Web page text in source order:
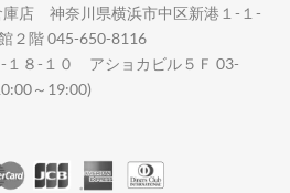
庫店 神奈川県横浜市中区新港１-１-
２階 045-650-8116
１８-１０ アショカビル５Ｆ 03-
～19:00)